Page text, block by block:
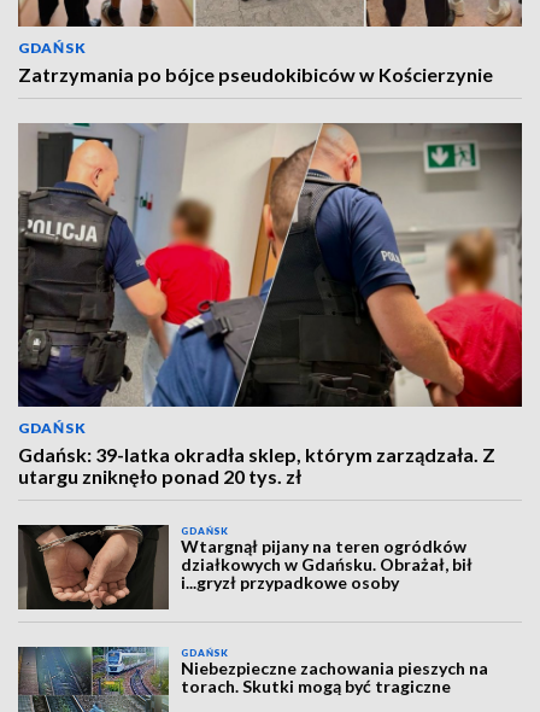
GDAŃSK
Zatrzymania po bójce pseudokibiców w Kościerzynie
GDAŃSK
Gdańsk: 39-latka okradła sklep, którym zarządzała. Z
utargu zniknęło ponad 20 tys. zł
GDAŃSK
Wtargnął pijany na teren ogródków
działkowych w Gdańsku. Obrażał, bił
i...gryzł przypadkowe osoby
GDAŃSK
Niebezpieczne zachowania pieszych na
torach. Skutki mogą być tragiczne